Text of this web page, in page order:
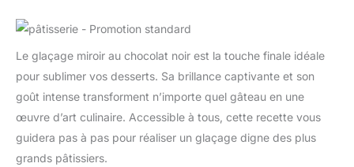
Le glaçage miroir au chocolat noir est la touche finale idéale
pour sublimer vos desserts. Sa brillance captivante et son
goût intense transforment n’importe quel gâteau en une
œuvre d’art culinaire. Accessible à tous, cette recette vous
guidera pas à pas pour réaliser un glaçage digne des plus
grands pâtissiers.